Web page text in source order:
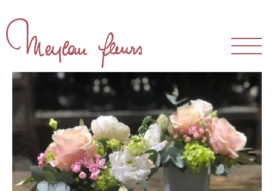
Магазин
Наша мастерская
Наши сотрудники
Наши клиенты